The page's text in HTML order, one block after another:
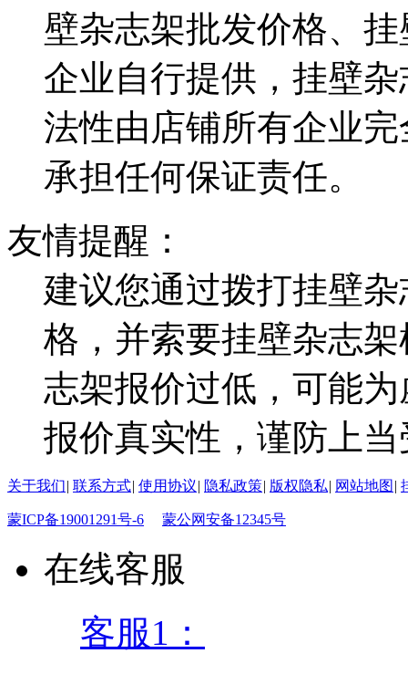
壁杂志架批发价格、
企业自行提供，挂壁
法性由店铺所有企业
承担任何保证责任。
友情提醒：
建议您通过拨打挂壁
格，并索要挂壁杂志
志架报价过低，可能
报价真实性，谨防上
关于我们| 联系方式| 使用协议| 隐私政策| 版权隐私| 网站地图 |
蒙ICP备19001291号-6 蒙公网安备12345号
在线客服
客服1：